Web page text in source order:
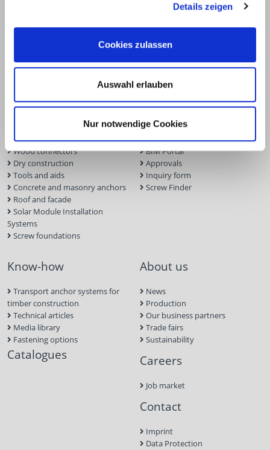
Details zeigen
Cookies zulassen
Auswahl erlauben
Nur notwendige Cookies
Deck construction and
Wood construction screws
Wood connectors
Dry construction
Tools and aids
Concrete and masonry anchors
Roof and facade
Solar Module Installation
Systems
Screw foundations
Service
Deck software
Façade planner
Solar Planner
BIM Portal
Approvals
Inquiry form
Screw Finder
Know-how
Transport anchor systems for
timber construction
Technical articles
Media library
Fastening options
Catalogues
About us
News
Production
Our business partners
Trade fairs
Sustainability
Careers
Job market
Contact
Imprint
Data Protection